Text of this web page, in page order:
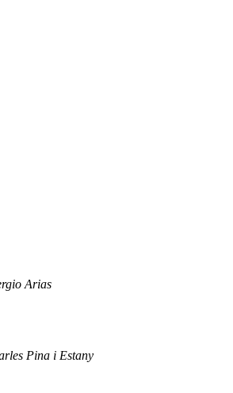
Arias
Pina i Estany